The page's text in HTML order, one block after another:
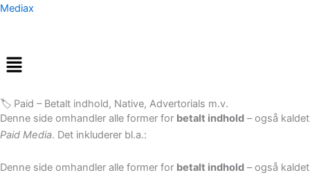
Gå
Mediax
Menu
🏷️ Paid – Betalt indhold, Native, Advertorials m.v.
Denne side omhandler alle former for betalt indhold – også kaldet
Paid Media. Det inkluderer bl.a.:
Denne side omhandler alle former for betalt indhold – også kaldet